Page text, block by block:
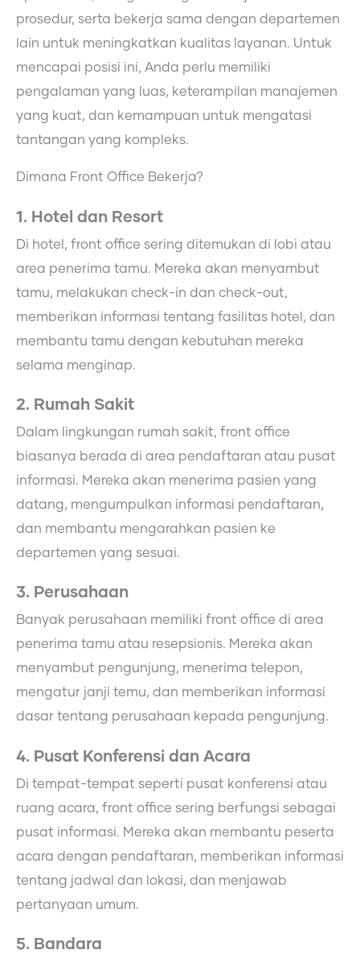
prosedur, serta bekerja sama dengan departemen
lain untuk meningkatkan kualitas layanan. Untuk
mencapai posisi ini, Anda perlu memiliki
pengalaman yang luas, keterampilan manajemen
yang kuat, dan kemampuan untuk mengatasi
tantangan yang kompleks.
Dimana Front Office Bekerja?
1. Hotel dan Resort
Di hotel, front office sering ditemukan di lobi atau
area penerima tamu. Mereka akan menyambut
tamu, melakukan check-in dan check-out,
memberikan informasi tentang fasilitas hotel, dan
membantu tamu dengan kebutuhan mereka
selama menginap.
2. Rumah Sakit
Dalam lingkungan rumah sakit, front office
biasanya berada di area pendaftaran atau pusat
informasi. Mereka akan menerima pasien yang
datang, mengumpulkan informasi pendaftaran,
dan membantu mengarahkan pasien ke
departemen yang sesuai.
3. Perusahaan
Banyak perusahaan memiliki front office di area
penerima tamu atau resepsionis. Mereka akan
menyambut pengunjung, menerima telepon,
mengatur janji temu, dan memberikan informasi
dasar tentang perusahaan kepada pengunjung.
4. Pusat Konferensi dan Acara
Di tempat-tempat seperti pusat konferensi atau
ruang acara, front office sering berfungsi sebagai
pusat informasi. Mereka akan membantu peserta
acara dengan pendaftaran, memberikan informasi
tentang jadwal dan lokasi, dan menjawab
pertanyaan umum.
5. Bandara